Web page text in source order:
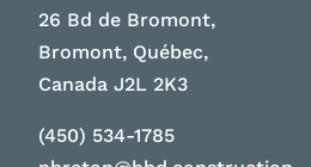
26 Bd de Bromont,
Bromont, Québec,
Canada J2L 2K3
(450) 534-1785